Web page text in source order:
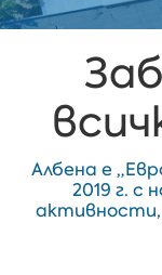
Албена е
2019 г. с
активности,